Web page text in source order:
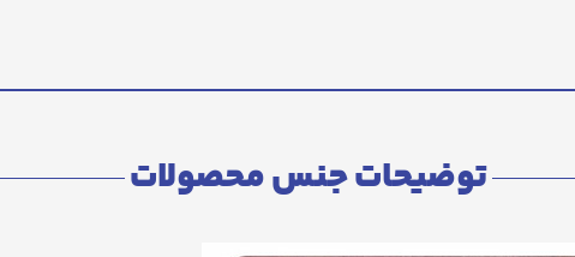
توضیحات جنس محصولات